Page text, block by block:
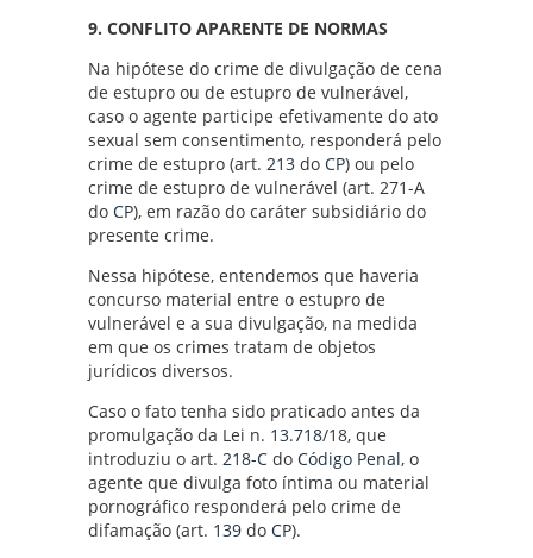
9. CONFLITO APARENTE DE NORMAS
Na hipótese do crime de divulgação de cena
de estupro ou de estupro de vulnerável,
caso o agente participe efetivamente do ato
sexual sem consentimento, responderá pelo
crime de estupro (art. 213 do CP) ou pelo
crime de estupro de vulnerável (art. 271-A
do CP), em razão do caráter subsidiário do
presente crime.
Nessa hipótese, entendemos que haveria
concurso material entre o estupro de
vulnerável e a sua divulgação, na medida
em que os crimes tratam de objetos
jurídicos diversos.
Caso o fato tenha sido praticado antes da
promulgação da Lei n. 13.718/18, que
introduziu o art. 218-C do Código Penal, o
agente que divulga foto íntima ou material
pornográfico responderá pelo crime de
difamação (art. 139 do CP).